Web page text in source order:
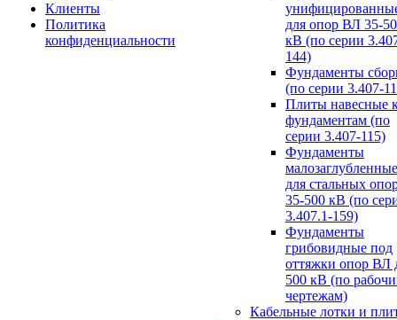
Клиенты
Политика
конфиденциальности
для опор ВЛ 35-
кВ (по серии
144)
Фундаменты
(по серии 3.407-
Плиты навесные
фундаментам (по
серии 3.407-115)
Фундаменты
малозаглубленные
для стальных
35-500 кВ (по
3.407.1-159)
Фундаменты
грибовидные под
оттяжки опор ВЛ
500 кВ (по
чертежам)
Кабельные лотки и